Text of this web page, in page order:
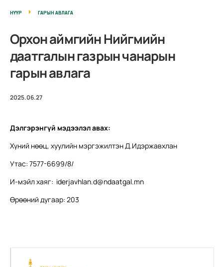
НҮҮР ГАРЫН АВЛАГА
Орхон аймгийн Нийгмийн
даатгалын газрын чанарын
гарын авлага
2025.06.27
Дэлгэрэнгүй мэдээлэл авах:
Хүний нөөц, хуулийн мэргэжилтэн Д.Идэржавхлан
Утас: 7577-6699/8/
И-мэйл хаяг: iderjavhlan.d@ndaatgal.mn
Өрөөний дугаар: 203